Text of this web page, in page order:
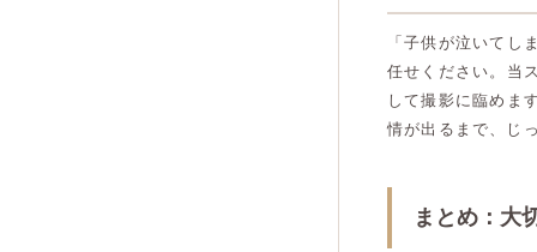
「子供が泣いてし
任せください。当
して撮影に臨めま
情が出るまで、じ
まとめ：大